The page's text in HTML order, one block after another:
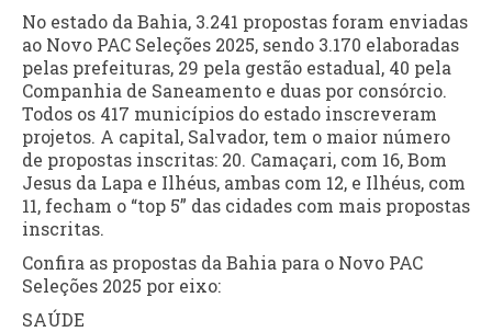
No estado da Bahia, 3.241 propostas foram enviadas
ao Novo PAC Seleções 2025, sendo 3.170 elaboradas
pelas prefeituras, 29 pela gestão estadual, 40 pela
Companhia de Saneamento e duas por consórcio.
Todos os 417 municípios do estado inscreveram
projetos. A capital, Salvador, tem o maior número
de propostas inscritas: 20. Camaçari, com 16, Bom
Jesus da Lapa e Ilhéus, ambas com 12, e Ilhéus, com
11, fecham o “top 5” das cidades com mais propostas
inscritas.
Confira as propostas da Bahia para o Novo PAC
Seleções 2025 por eixo:
SAÚDE